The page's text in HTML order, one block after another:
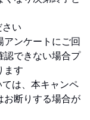
い
ンケートにご回
認できない場合プ
ます
は、本キャンペ
お断りする場合が